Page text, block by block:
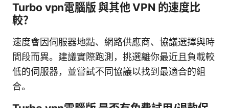
Turbo vpn電腦版 與其他 VPN 的速度比
較？
速度會因伺服器地點、網路供應商、協議選擇與時
間段而異。建議實際跑測，挑選離你最近且負載較
低的伺服器，並嘗試不同協議以找到最適合的組
合。